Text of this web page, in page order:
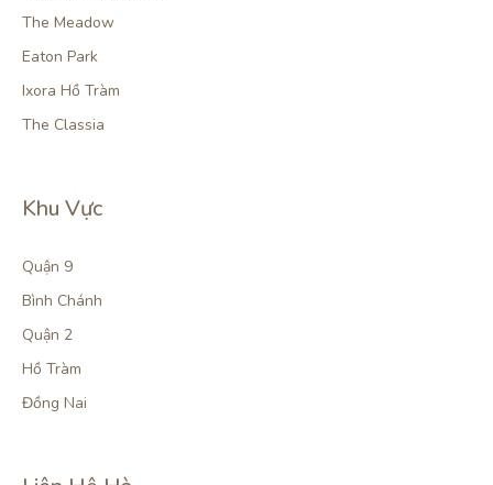
The Meadow
Eaton Park
Ixora Hồ Tràm
The Classia
Khu Vực
Quận 9
Bình Chánh
Quận 2
Hồ Tràm
Đồng Nai